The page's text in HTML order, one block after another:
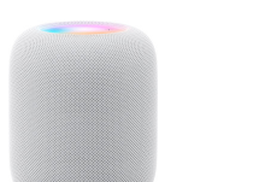
步
了
解
HomePod<